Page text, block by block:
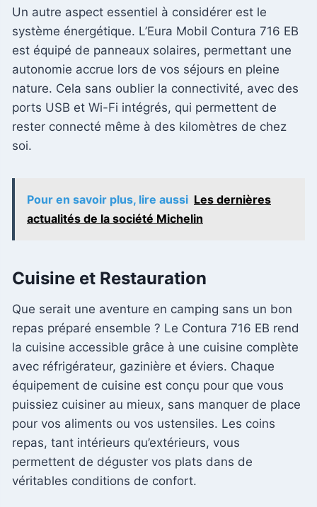
Un autre aspect essentiel à considérer est le
système énergétique. L’Eura Mobil Contura 716 EB
est équipé de panneaux solaires, permettant une
autonomie accrue lors de vos séjours en pleine
nature. Cela sans oublier la connectivité, avec des
ports USB et Wi-Fi intégrés, qui permettent de
rester connecté même à des kilomètres de chez
soi.
Pour en savoir plus, lire aussi Les dernières
actualités de la société Michelin
Cuisine et Restauration
Que serait une aventure en camping sans un bon
repas préparé ensemble ? Le Contura 716 EB rend
la cuisine accessible grâce à une cuisine complète
avec réfrigérateur, gazinière et éviers. Chaque
équipement de cuisine est conçu pour que vous
puissiez cuisiner au mieux, sans manquer de place
pour vos aliments ou vos ustensiles. Les coins
repas, tant intérieurs qu’extérieurs, vous
permettent de déguster vos plats dans de
véritables conditions de confort.